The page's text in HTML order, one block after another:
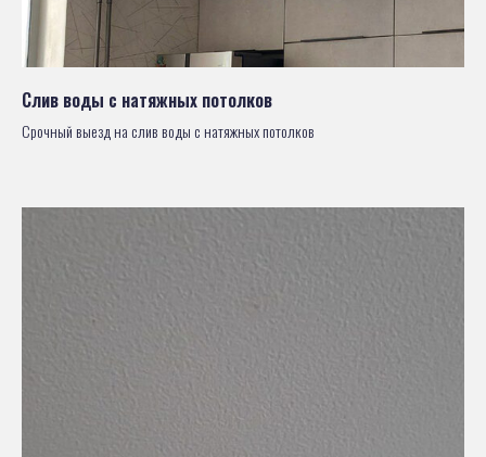
Слив воды с натяжных потолков
Срочный выезд на слив воды с натяжных потолков